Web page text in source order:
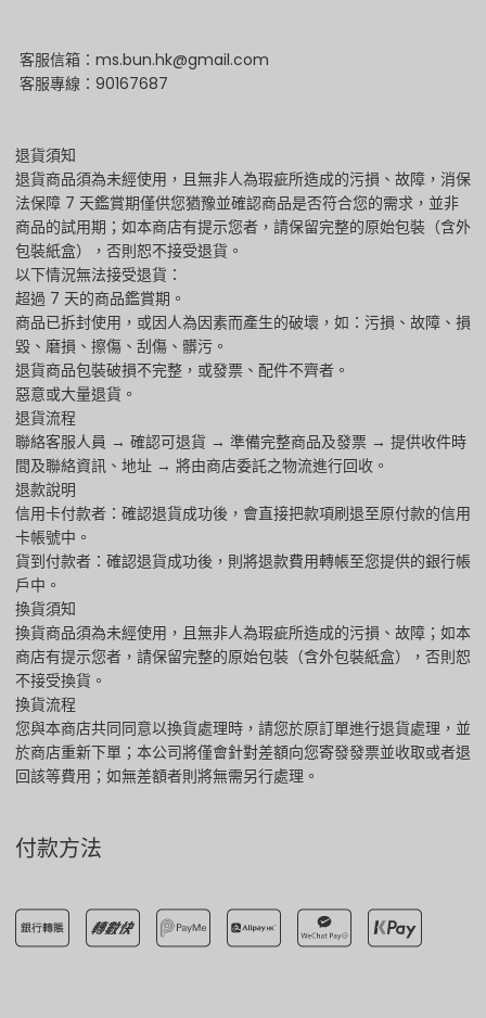
客服信箱：ms.bun.hk@gmail.com
客服專線：90167687
退貨須知
退貨商品須為未經使用，且無非人為瑕疵所造成的污損、故障，消保
法保障 7 天鑑賞期僅供您猶豫並確認商品是否符合您的需求，並非
商品的試用期；如本商店有提示您者，請保留完整的原始包裝（含外
包裝紙盒），否則恕不接受退貨。
以下情況無法接受退貨：
超過 7 天的商品鑑賞期。
商品已拆封使用，或因人為因素而產生的破壞，如：污損、故障、損
毀、磨損、擦傷、刮傷、髒污。
退貨商品包裝破損不完整，或發票、配件不齊者。
惡意或大量退貨。
退貨流程
聯絡客服人員 → 確認可退貨 → 準備完整商品及發票 → 提供收件時
間及聯絡資訊、地址 → 將由商店委託之物流進行回收。
退款說明
信用卡付款者：確認退貨成功後，會直接把款項刷退至原付款的信用
卡帳號中。
貨到付款者：確認退貨成功後，則將退款費用轉帳至您提供的銀行帳
戶中。
換貨須知
換貨商品須為未經使用，且無非人為瑕疵所造成的污損、故障；如本
商店有提示您者，請保留完整的原始包裝（含外包裝紙盒），否則恕
不接受換貨。
換貨流程
您與本商店共同同意以換貨處理時，請您於原訂單進行退貨處理，並
於商店重新下單；本公司將僅會針對差額向您寄發發票並收取或者退
回該等費用；如無差額者則將無需另行處理。
付款方法